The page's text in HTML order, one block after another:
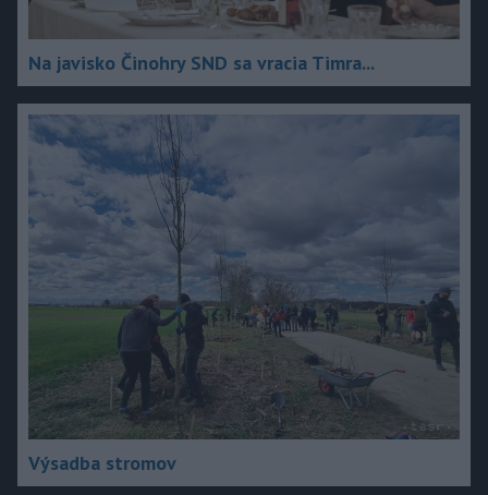
Na javisko Činohry SND sa vracia Timra...
Výsadba stromov